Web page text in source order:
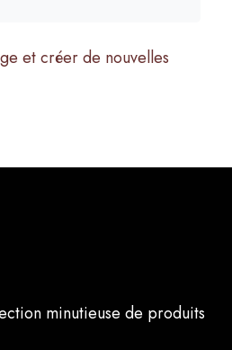
et créer de nouvelles
minutieuse de produits